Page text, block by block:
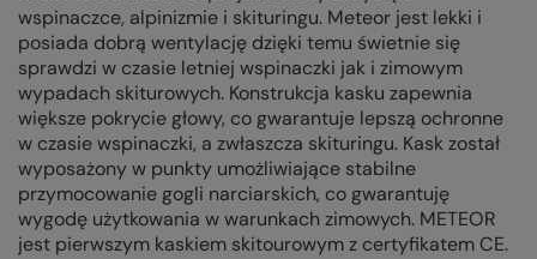
wspinaczce, alpinizmie i skituringu. Meteor jest lekki i
posiada dobrą wentylację dzięki temu świetnie się
sprawdzi w czasie letniej wspinaczki jak i zimowym
wypadach skiturowych. Konstrukcja kasku zapewnia
większe pokrycie głowy, co gwarantuje lepszą ochronne
w czasie wspinaczki, a zwłaszcza skituringu. Kask został
wyposażony w punkty umożliwiające stabilne
przymocowanie gogli narciarskich, co gwarantuję
wygodę użytkowania w warunkach zimowych. METEOR
jest pierwszym kaskiem skitourowym z certyfikatem CE.